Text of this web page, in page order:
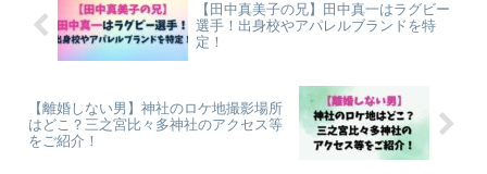
【田中真美子の兄】田中真一はラグビー
選手！出身校やアパレルブランドを特
定！
【離婚しない男】神社のロケ地撮影場所
はどこ？三之宮比々多神社のアクセス等
をご紹介！